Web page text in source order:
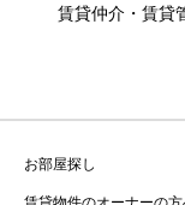
賃貸仲介・賃貸
お部屋探し